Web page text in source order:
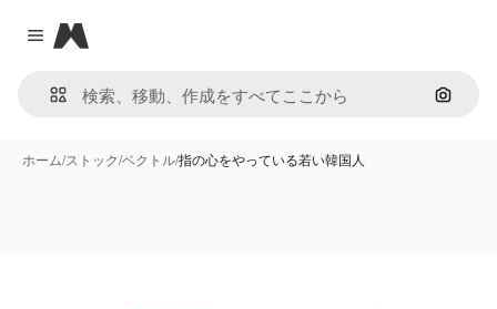
Close menu
Magnific
画像で
ホーム/ストック/ベクトル/指の心をやっている若い韓国人